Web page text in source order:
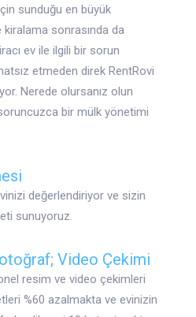
sunduğu en büyük
sonrasında da
ev ile ilgili bir sorun
etmeden direk RentRovi
Nerede olursanız olun
bir mülk yönetimi
değerlendiriyor ve sizin
sunuyoruz.
Video Çekimi
resim ve video çekimleri
%60 azalmakta ve evinizin